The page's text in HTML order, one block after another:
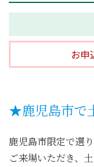
お申
★鹿児島市で
鹿児島市限定で選
ご来場いただき、